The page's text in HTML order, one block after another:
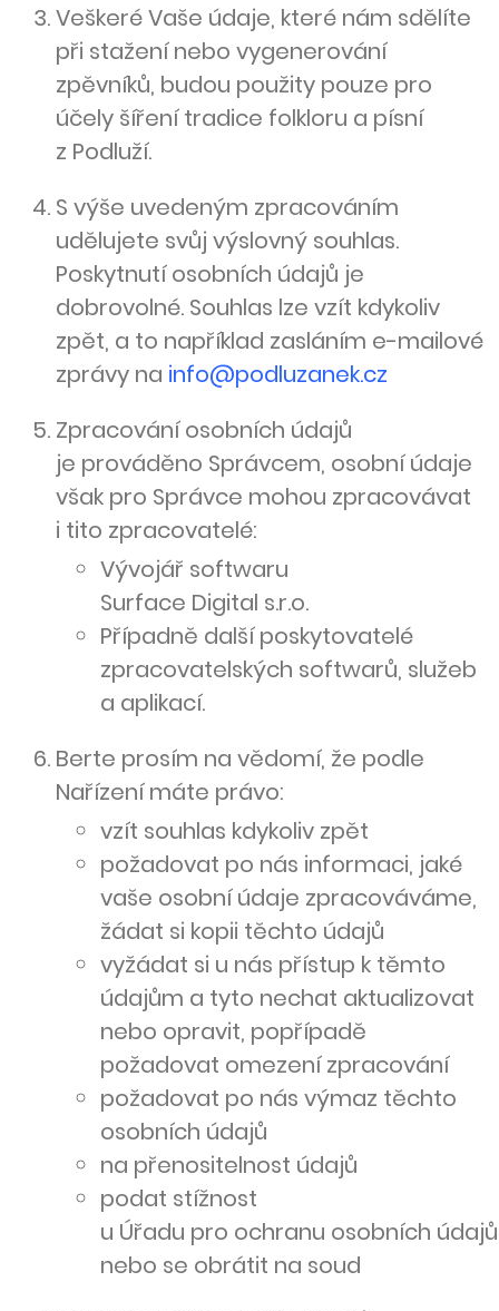
Veškeré Vaše údaje, které nám sdělíte
při stažení nebo vygenerování
zpěvníků, budou použity pouze pro
účely šíření tradice folkloru a písní
z Podluží.
S výše uvedeným zpracováním
udělujete svůj výslovný souhlas.
Poskytnutí osobních údajů je
dobrovolné. Souhlas lze vzít kdykoliv
zpět, a to například zasláním e-mailové
zprávy na info@podluzanek.cz
Zpracování osobních údajů
je prováděno Správcem, osobní údaje
však pro Správce mohou zpracovávat
i tito zpracovatelé:
Vývojář softwaru
Surface Digital s.r.o.
Případně další poskytovatelé
zpracovatelských softwarů, služeb
a aplikací.
Berte prosím na vědomí, že podle
Nařízení máte právo:
vzít souhlas kdykoliv zpět
požadovat po nás informaci, jaké
vaše osobní údaje zpracováváme,
žádat si kopii těchto údajů
vyžádat si u nás přístup k těmto
údajům a tyto nechat aktualizovat
nebo opravit, popřípadě
požadovat omezení zpracování
požadovat po nás výmaz těchto
osobních údajů
na přenositelnost údajů
podat stížnost
u Úřadu pro ochranu osobních údajů
nebo se obrátit na soud